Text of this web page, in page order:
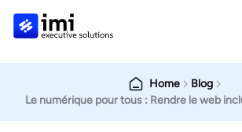
Home
Blog
Le numérique pour tous : Rendre le web